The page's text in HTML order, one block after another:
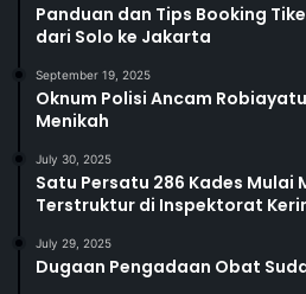
Panduan dan Tips Booking
dari Solo ke Jakarta
September 19, 2025
Oknum Polisi Ancam
Menikah
July 30, 2025
Satu Persatu 286 Kades Mulai
Terstruktur di Inspektorat
July 29, 2025
Dugaan Pengadaan Obat